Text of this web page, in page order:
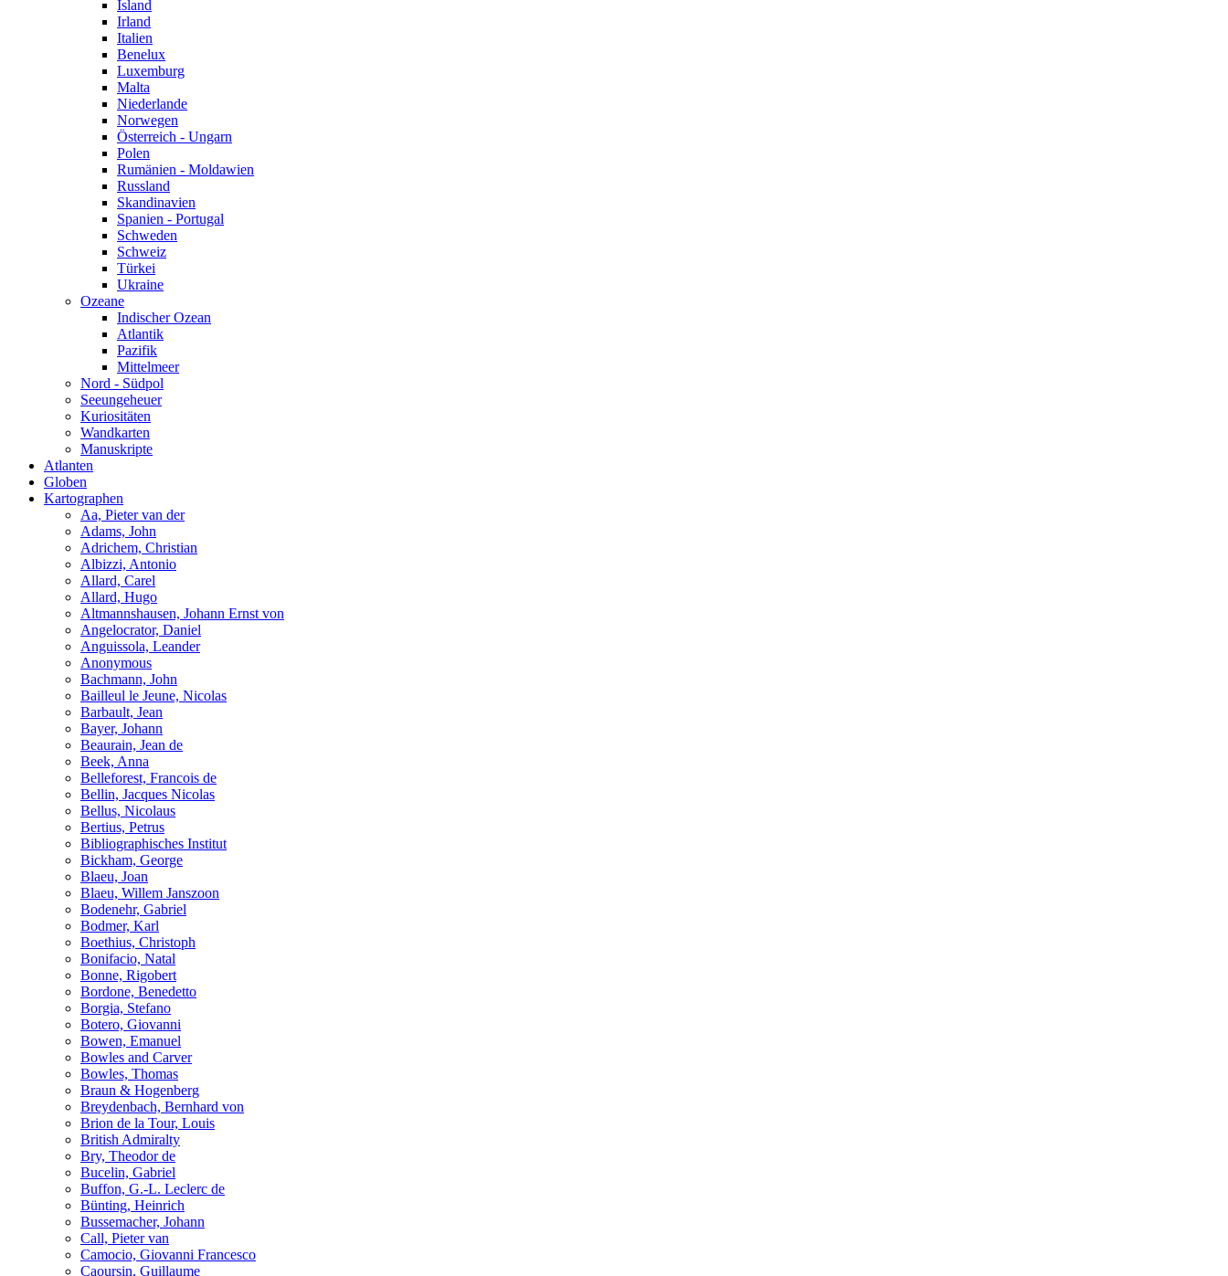
Island
Irland
Italien
Benelux
Luxemburg
Malta
Niederlande
Norwegen
Österreich - Ungarn
Polen
Rumänien - Moldawien
Russland
Skandinavien
Spanien - Portugal
Schweden
Schweiz
Türkei
Ukraine
Ozeane
Indischer Ozean
Atlantik
Pazifik
Mittelmeer
Nord - Südpol
Seeungeheuer
Kuriositäten
Wandkarten
Manuskripte
Atlanten
Globen
Kartographen
Aa, Pieter van der
Adams, John
Adrichem, Christian
Albizzi, Antonio
Allard, Carel
Allard, Hugo
Altmannshausen, Johann Ernst von
Angelocrator, Daniel
Anguissola, Leander
Anonymous
Bachmann, John
Bailleul le Jeune, Nicolas
Barbault, Jean
Bayer, Johann
Beaurain, Jean de
Beek, Anna
Belleforest, Francois de
Bellin, Jacques Nicolas
Bellus, Nicolaus
Bertius, Petrus
Bibliographisches Institut
Bickham, George
Blaeu, Joan
Blaeu, Willem Janszoon
Bodenehr, Gabriel
Bodmer, Karl
Boethius, Christoph
Bonifacio, Natal
Bonne, Rigobert
Bordone, Benedetto
Borgia, Stefano
Botero, Giovanni
Bowen, Emanuel
Bowles and Carver
Bowles, Thomas
Braun & Hogenberg
Breydenbach, Bernhard von
Brion de la Tour, Louis
British Admiralty
Bry, Theodor de
Bucelin, Gabriel
Buffon, G.-L. Leclerc de
Bünting, Heinrich
Bussemacher, Johann
Call, Pieter van
Camocio, Giovanni Francesco
Caoursin, Guillaume